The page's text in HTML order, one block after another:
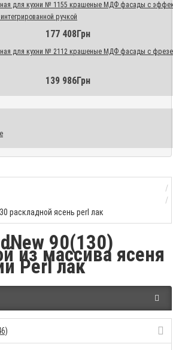
для кухни № 1155 крашеные МДФ фасады с
ручкой
177 408Грн
для кухни № 2112 крашеные МДФ фасады с
139 986Грн
раскладной ясень perl лак
90(130)
из массива ясеня
Perl лак